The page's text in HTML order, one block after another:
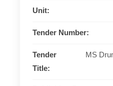
Unit:
Tender Number:
Tender
Title:
MS